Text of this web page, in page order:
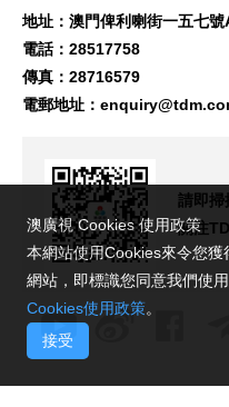
地址：澳門俾利喇街一五七
電話：28517758
傳真：28716579
電郵地址：
請即掃
關注
澳廣視 Cookies 使用政策
本網站使用Cookies來令您
網站，即標識您同意我們使
Cookies使用政策。
接受